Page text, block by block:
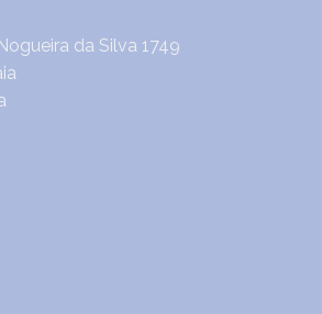
da Silva 1749